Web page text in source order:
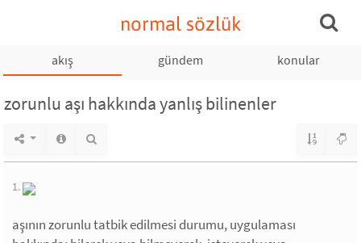
normal sözlük
akış gündem konular
zorunlu aşı hakkında yanlış bilinenler
1.
aşının zorunlu tatbik edilmesi durumu, uygulaması